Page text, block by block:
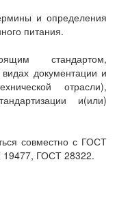
и определения
питания.
стандартом,
документации и
отрасли),
и(или)
совместно с ГОСТ
ГОСТ 28322.